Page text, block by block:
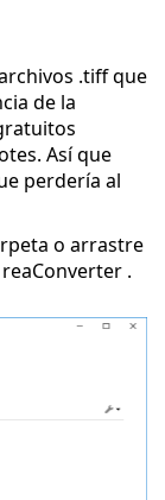
.tiff que
de la
Así que
perdería al
o arrastre
.